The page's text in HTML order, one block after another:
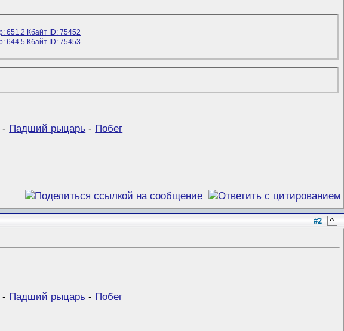
- Падший рыцарь - Побег
#2 ^
- Падший рыцарь - Побег